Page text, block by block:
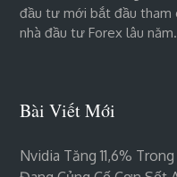
đầu tư mới bắt đầu tham
nhà đầu tư Forex lâu
Bài Viết Mới
Nvidia Tăng 11,6%